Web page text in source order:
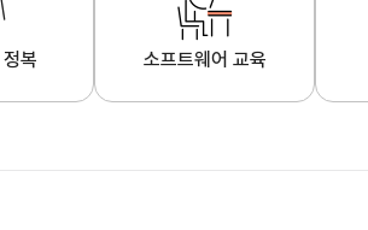
복 소프트웨어 교육